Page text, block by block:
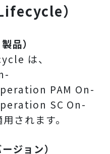
）
品）
は、
PAM On-
SC On-
されます。
ジョン）